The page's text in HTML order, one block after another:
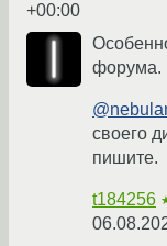
+00:00
форума.
своего
пишите.
t184256